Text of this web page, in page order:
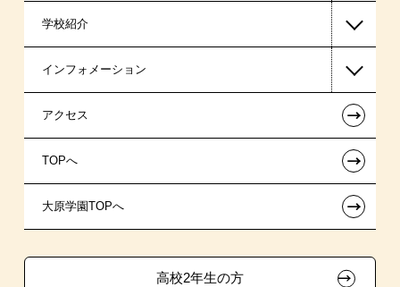
日本学生支援機構の奨学金
国の教育ローン
提携教育ローン
試験による特待生制度
資格・クラブ活動による特待生制度
一般入学
AO入学
指定校推薦入学
特別推薦入学
推薦入学
生徒会活動推薦入学
学校紹介
在校生からあなたへ
夢を叶えた先輩たち
施設・研修所
学生寮・マンションのご案内
インフォメーション
お知らせ・新着情報
在校生へのお知らせ
各種証明書の発行ご希望の方
アクセス ←
TOPへ ←
大原学園TOPへ ←
高校2年生の方